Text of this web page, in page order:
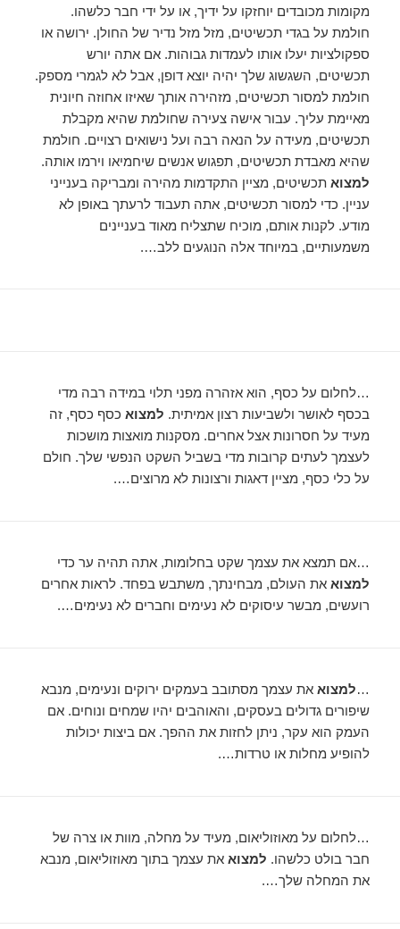
מקומות מכובדים יוחזקו על ידיך, או על ידי חבר כלשהו.
חולמת על בגדי תכשיטים, מזל מזל נדיר של החולן. ירושה או
ספקולציות יעלו אותו לעמדות גבוהות. אם אתה יורש
תכשיטים, השגשוג שלך יהיה יוצא דופן, אבל לא לגמרי מספק.
חולמת למסור תכשיטים, מזהירה אותך שאיזו אחוזה חיונית
מאיימת עליך. עבור אישה צעירה שחולמת שהיא מקבלת
תכשיטים, מעידה על הנאה רבה ועל נישואים רצויים. חולמת
שהיא מאבדת תכשיטים, תפגוש אנשים שיחמיאו וירמו אותה.
למצוא תכשיטים, מציין התקדמות מהירה ומבריקה בענייני
עניין. כדי למסור תכשיטים, אתה תעבוד לרעתך באופן לא
מודע. לקנות אותם, מוכיח שתצליח מאוד בעניינים
משמעותיים, במיוחד אלה הנוגעים ללב….
…לחלום על כסף, הוא אזהרה מפני תלוי במידה רבה מדי
בכסף לאושר ולשביעות רצון אמיתית. למצוא כסף כסף, זה
מעיד על חסרונות אצל אחרים. מסקנות מואצות מושכות
לעצמך לעתים קרובות מדי בשביל השקט הנפשי שלך. חולם
על כלי כסף, מציין דאגות ורצונות לא מרוצים….
…אם תמצא את עצמך שקט בחלומות, אתה תהיה ער כדי
למצוא את העולם, מבחינתך, משתבש בפחד. לראות אחרים
רועשים, מבשר עיסוקים לא נעימים וחברים לא נעימים….
…למצוא את עצמך מסתובב בעמקים ירוקים ונעימים, מנבא
שיפורים גדולים בעסקים, והאוהבים יהיו שמחים ונוחים. אם
העמק הוא עקר, ניתן לחזות את ההפך. אם ביצות יכולות
להופיע מחלות או טרדות….
…לחלום על מאוזוליאום, מעיד על מחלה, מוות או צרה של
חבר בולט כלשהו. למצוא את עצמך בתוך מאוזוליאום, מנבא
את המחלה שלך….